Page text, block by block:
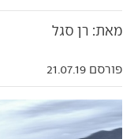
מאת: רן סגל
פורסם 21.07.19